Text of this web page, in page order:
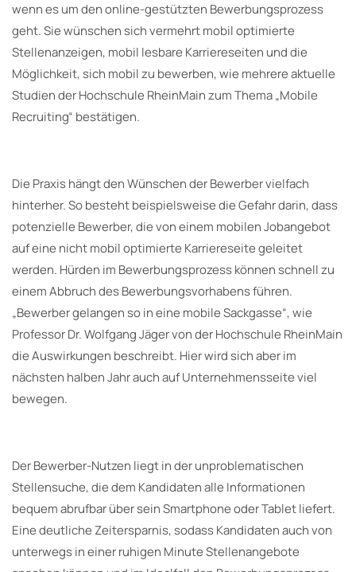
wenn es um den online-gestützten Bewerbungsprozess
geht. Sie wünschen sich vermehrt mobil optimierte
Stellenanzeigen, mobil lesbare Karriereseiten und die
Möglichkeit, sich mobil zu bewerben, wie mehrere aktuelle
Studien der Hochschule RheinMain zum Thema „Mobile
Recruiting“ bestätigen.
Die Praxis hängt den Wünschen der Bewerber vielfach
hinterher. So besteht beispielsweise die Gefahr darin, dass
potenzielle Bewerber, die von einem mobilen Jobangebot
auf eine nicht mobil optimierte Karriereseite geleitet
werden. Hürden im Bewerbungsprozess können schnell zu
einem Abbruch des Bewerbungsvorhabens führen.
„Bewerber gelangen so in eine mobile Sackgasse“, wie
Professor Dr. Wolfgang Jäger von der Hochschule RheinMain
die Auswirkungen beschreibt. Hier wird sich aber im
nächsten halben Jahr auch auf Unternehmensseite viel
bewegen.
Der Bewerber-Nutzen liegt in der unproblematischen
Stellensuche, die dem Kandidaten alle Informationen
bequem abrufbar über sein Smartphone oder Tablet liefert.
Eine deutliche Zeitersparnis, sodass Kandidaten auch von
unterwegs in einer ruhigen Minute Stellenangebote